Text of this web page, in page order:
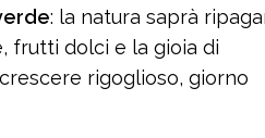
: la natura saprà
frutti dolci e la gioia di
rigoglioso, giorno